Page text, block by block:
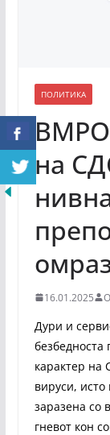
ПОЛИТИКА
на
16.01.2025
Дури и
безбедноста
карактер на
вируси,
заразена со
гневот кон